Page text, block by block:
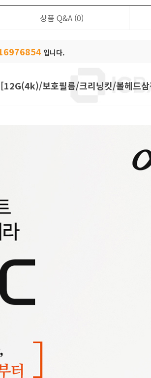
상품 Q&A (0)
입니다.
보호필름/크리닝킷/볼헤드삼